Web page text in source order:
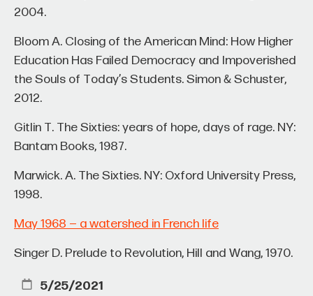
2004.
Bloom A. Closing of the American Mind: How Higher
Education Has Failed Democracy and Impoverished
the Souls of Today’s Students. Simon & Schuster,
2012.
Gitlin T. The Sixties: years of hope, days of rage. NY:
Bantam Books, 1987.
Marwick. A. The Sixties. NY: Oxford University Press,
1998.
May 1968 — a watershed in French life
Singer D. Prelude to Revolution, Hill and Wang, 1970.
5/25/2021